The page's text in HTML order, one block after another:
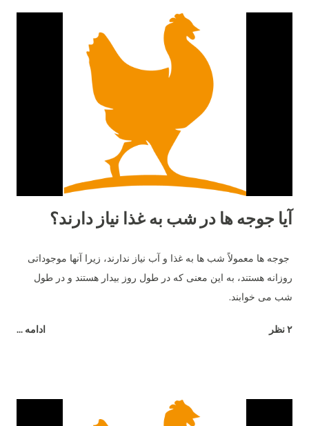
ها معمولا از چه سنی شروع به تخم گذاری می کنند؟ به طور متوسط ​​
مرغ های جوان در حدود 6 ماهگی شروع به تخم گذاری می کنند یا به
هفتگی شروع به تخم گذاری کنند، در حالی که برخی دیگر ممکن است
28 تا 32 هفته (نزدیک به 8 ماهگی) طول بدهند! در طول سال‌ها، ما
بطور تجربی متوجه شدیم که حدود 20 تا 22 هفتگی رایج‌ترین سن
برای شروع تخم‌گذاری مرغ‌های ما بود. نژاد مرغ و تخم گذاری علاوه بر
آیا جوجه ها در شب به غذا نیاز دارند؟
جوجه ها معمولاً شب ها به غذا و آب نیاز ندارند، زیرا آنها موجوداتی
روزانه هستند، به این معنی که در طول روز بیدار هستند و در طول
شب می خوابند.
۲ نظر ادامه ...